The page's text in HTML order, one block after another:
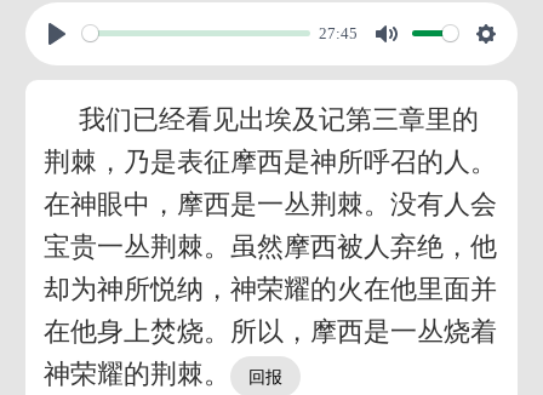
27:45
我们已经看见出埃及记第三章里的
荆棘，乃是表征摩西是神所呼召的人。
在神眼中，摩西是一丛荆棘。没有人会
宝贵一丛荆棘。虽然摩西被人弃绝，他
却为神所悦纳，神荣耀的火在他里面并
在他身上焚烧。所以，摩西是一丛烧着
神荣耀的荆棘。